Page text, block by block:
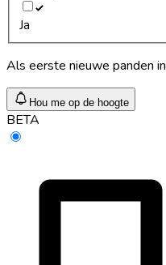
Ja
Als eerste nieuwe panden
Hou me op de hoogte
BETA